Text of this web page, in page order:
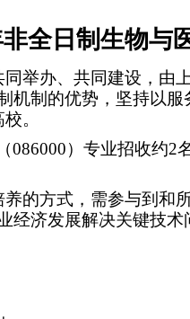
全日制生物与
举办、共同建设，
机制的优势，坚持以
。
086000）专业招收约2
的方式，需参与到
济发展解决关键技术